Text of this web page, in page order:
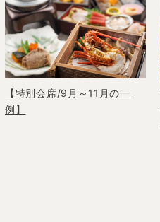
【特別会席/9月～11月の一
例】